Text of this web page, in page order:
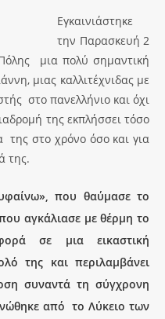
Εγκαινιάστηκε
την Παρασκευή 2
μια πολύ σημαντική
μιας καλλιτέχνιδας με
στο πανελλήνιο και όχι
της εκπλήσσει τόσο
της στο χρόνο όσο και για
της.
που θαύμασε το
αγκάλιασε με θέρμη το
σε μια εικαστική
της και περιλαμβάνει
συναντά τη σύγχρονη
από το Λύκειο των